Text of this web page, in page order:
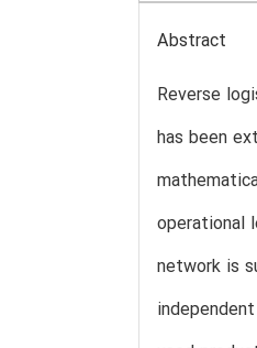
Abstract
Reverse
has been
operational
network is